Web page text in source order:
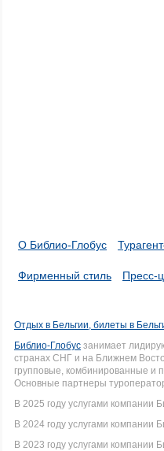
О Библио-Глобус
Фирменный стиль Пресс-
Отдых в Бельгии, билеты в
Библио-Глобус занимает
странах СНГ и на Ближнем
групповые, комбинированные и
Основные партнеры
В 2025 году услугами компании
В 2024 году услугами компании
В 2023 году услугами компании